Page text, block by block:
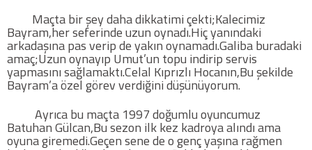
Maçta bir şey daha dikkatimi çekti;Kalecimiz
Bayram,her seferinde uzun oynadı.Hiç yanındaki
arkadaşına pas verip de yakın oynamadı.Galiba buradaki
amaç;Uzun oynayıp Umut’un topu indirip servis
yapmasını sağlamaktı.Celal Kıprızlı Hocanın,Bu şekilde
Bayram’a özel görev verdiğini düşünüyorum.
Ayrıca bu maçta 1997 doğumlu oyuncumuz
Batuhan Gülcan,Bu sezon ilk kez kadroya alındı ama
oyuna giremedi.Geçen sene de o genç yaşına rağmen